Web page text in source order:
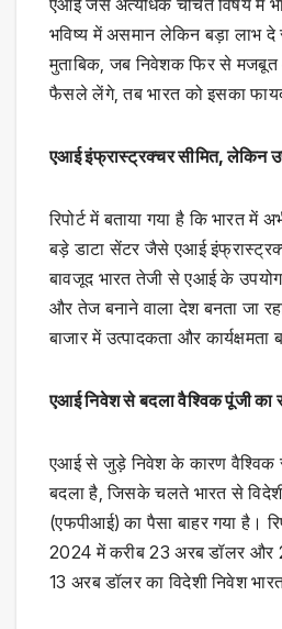
भविष्य में असमान लेकिन बड़ा लाभ दे
मुताबिक, जब निवेशक फिर से मजबूत
फैसले लेंगे, तब भारत को इसका
एआई इंफ्रास्ट्रक्चर सीमित, लेकिन
रिपोर्ट में बताया गया है कि भारत में
बड़े डाटा सेंटर जैसे एआई
बावजूद भारत तेजी से एआई के
और तेज बनाने वाला देश बनता जा
बाजार में उत्पादकता और कार्यक्षमता
एआई निवेश से बदला वैश्विक पूंजी
एआई से जुड़े निवेश के कारण वैश्विक
बदला है, जिसके चलते भारत से विदेशी
(एफपीआई) का पैसा बाहर गया है।
2024 में करीब 23 अरब डॉलर
13 अरब डॉलर का विदेशी निवेश